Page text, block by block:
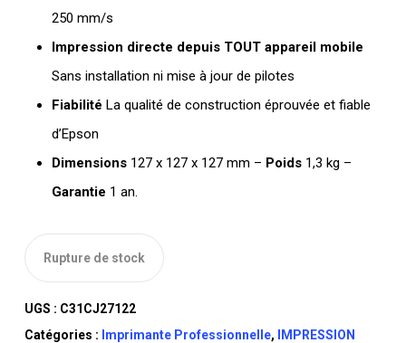
250 mm/s
Impression directe depuis TOUT appareil mobile
Sans installation ni mise à jour de pilotes
Fiabilité La qualité de construction éprouvée et fiable
d’Epson
Dimensions127‎ x 127 x 127 mm – Poids1,3 kg –
Garantie 1 an.
Rupture de stock
UGS : C31CJ27122
Catégories : Imprimante Professionnelle,
IMPRESSION